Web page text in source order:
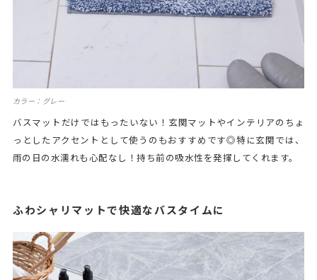
カラー：グレー
バスマットだけではもったいない！玄関マットやインテリアのちょ
っとしたアクセントとして使うのもおすすめです◎特に玄関では、
雨の日の水濡れも心配なし！持ち前の吸水性を発揮してくれます。
ふわシャリマットで快適なバスタイムに